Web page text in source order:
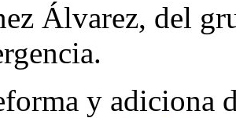
Álvarez, del
y adiciona